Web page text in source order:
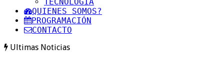
QUIENES SOMOS?
PROGRAMACIÓN
CONTACTO
Ultimas Noticias